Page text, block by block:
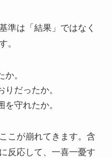
準は「結果」ではなく
。
。
だったか。
守れたか。
こが崩れてきます。 含
反応して、一喜一憂す